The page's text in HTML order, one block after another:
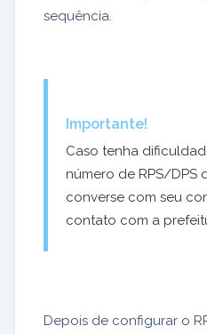
sequência.
Importante!
Caso tenha
número de RPS/DPS
converse com seu
contato com a
Depois de configurar o